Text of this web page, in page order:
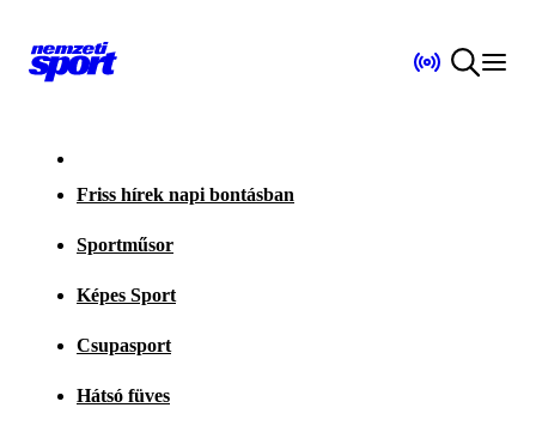
Friss hírek napi bontásban
Sportműsor
Képes Sport
Csupasport
Hátsó füves